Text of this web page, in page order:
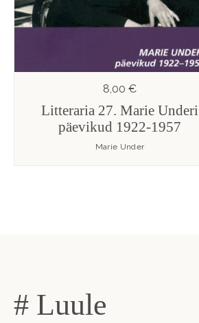
8,00 €
Litteraria 27. Marie Underi
päevikud 1922-1957
Marie Under
# Luule